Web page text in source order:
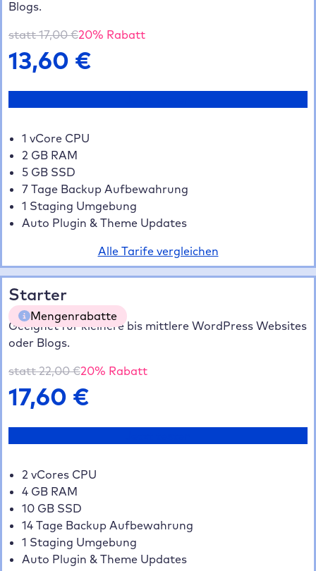
Blogs.
statt17,00€20% Rabatt
13,60 €
1 vCore CPU
2 GB RAM
5 GB SSD
7 Tage Backup Aufbewahrung
1 Staging Umgebung
Auto Plugin & Theme Updates
Alle Tarife vergleichen
Starter
Mengenrabatte
5 Websites
10 Websites35% gespart
Geeignet für kleinere bis mittlere WordPress Websites
oder Blogs.
statt22,00€20% Rabatt
17,60 €
2 vCores CPU
4 GB RAM
10 GB SSD
14 Tage Backup Aufbewahrung
1 Staging Umgebung
Auto Plugin & Theme Updates